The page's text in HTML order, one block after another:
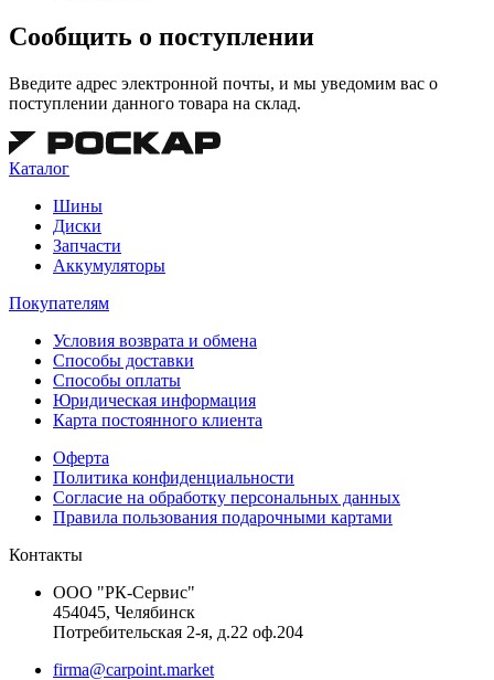
Сообщить о поступлении
Введите адрес электронной почты, и мы уведомим вас о
поступлении данного товара на склад.
Каталог
Шины
Диски
Запчасти
Аккумуляторы
Покупателям
Условия возврата и обмена
Способы доставки
Способы оплаты
Юридическая информация
Карта постоянного клиента
Оферта
Политика конфиденциальности
Согласие на обработку персональных данных
Правила пользования подарочными картами
Контакты
ООО "РК-Сервис"
454045, Челябинск
Потребительская 2-я, д.22 оф.204
firma@carpoint.market